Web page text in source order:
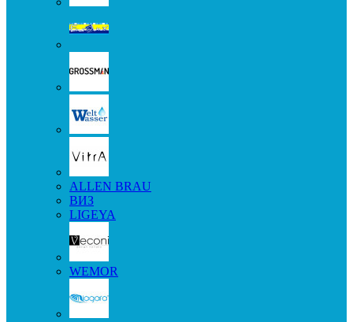
ALLEN BRAU
ВИЗ
LIGEYA
WEMOR